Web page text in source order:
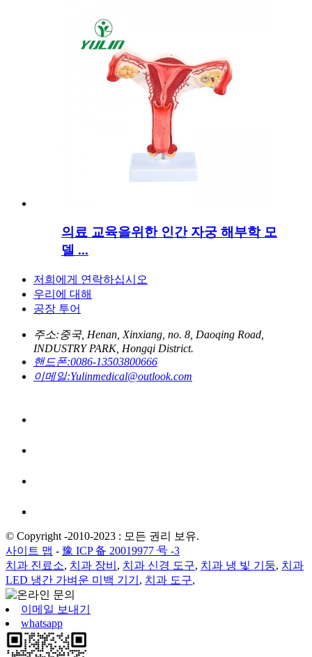
의료 교육을위한 인간 자궁 해부학 모
델 ...
저희에게 연락하십시오
우리에 대해
공장 투어
주소:중국, Henan, Xinxiang, no. 8, Daoqing Road,
INDUSTRY PARK, Hongqi District.
핸드폰:0086-13503800666
이메일:Yulinmedical@outlook.com
© Copyright -2010-2023 : 모든 권리 보유.
사이트 맵 - 豫 ICP 备 20019977 号 -3
치과 진료소, 치과 장비 , 치과 신경 도구, 치과 냉 빛 기둥, 치과
LED 냉간 가벼운 미백 기기 , 치과 도구,
이메일 보내기
whatsapp